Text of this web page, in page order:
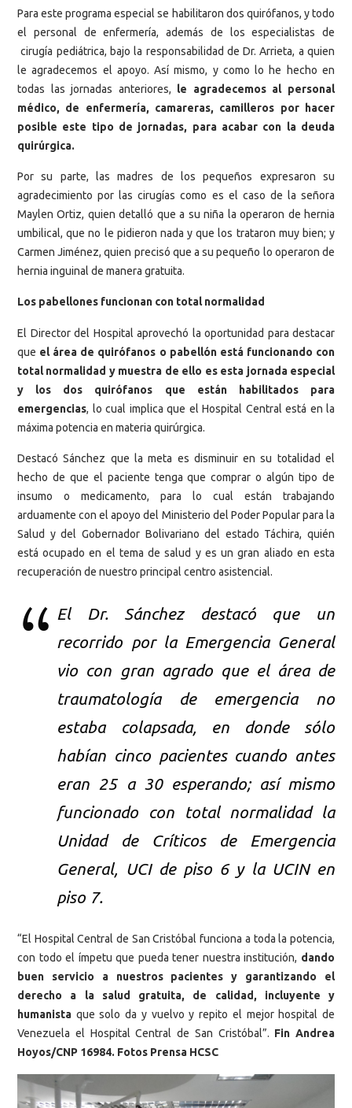
Para este programa especial se habilitaron dos quirófanos, y todo
el personal de enfermería, además de los especialistas de
cirugía pediátrica, bajo la responsabilidad de Dr. Arrieta, a quien
le agradecemos el apoyo. Así mismo, y como lo he hecho en
todas las jornadas anteriores, le agradecemos al personal
médico, de enfermería, camareras, camilleros por hacer
posible este tipo de jornadas, para acabar con la deuda
quirúrgica.
Por su parte, las madres de los pequeños expresaron su
agradecimiento por las cirugías como es el caso de la señora
Maylen Ortiz, quien detalló que a su niña la operaron de hernia
umbilical, que no le pidieron nada y que los trataron muy bien; y
Carmen Jiménez, quien precisó que a su pequeño lo operaron de
hernia inguinal de manera gratuita.
Los pabellones funcionan con total normalidad
El Director del Hospital aprovechó la oportunidad para destacar
que el área de quirófanos o pabellón está funcionando con
total normalidad y muestra de ello es esta jornada especial
y los dos quirófanos que están habilitados para
emergencias, lo cual implica que el Hospital Central está en la
máxima potencia en materia quirúrgica.
Destacó Sánchez que la meta es disminuir en su totalidad el
hecho de que el paciente tenga que comprar o algún tipo de
insumo o medicamento, para lo cual están trabajando
arduamente con el apoyo del Ministerio del Poder Popular para la
Salud y del Gobernador Bolivariano del estado Táchira, quién
está ocupado en el tema de salud y es un gran aliado en esta
recuperación de nuestro principal centro asistencial.
El Dr. Sánchez destacó que un
recorrido por la Emergencia General
vio con gran agrado que el área de
traumatología de emergencia no
estaba colapsada, en donde sólo
habían cinco pacientes cuando antes
eran 25 a 30 esperando; así mismo
funcionado con total normalidad la
Unidad de Críticos de Emergencia
General, UCI de piso 6 y la UCIN en
piso 7.
“El Hospital Central de San Cristóbal funciona a toda la potencia,
con todo el ímpetu que pueda tener nuestra institución, dando
buen servicio a nuestros pacientes y garantizando el
derecho a la salud gratuita, de calidad, incluyente y
humanista que solo da y vuelvo y repito el mejor hospital de
Venezuela el Hospital Central de San Cristóbal”. Fin Andrea
Hoyos/CNP 16984. Fotos Prensa HCSC